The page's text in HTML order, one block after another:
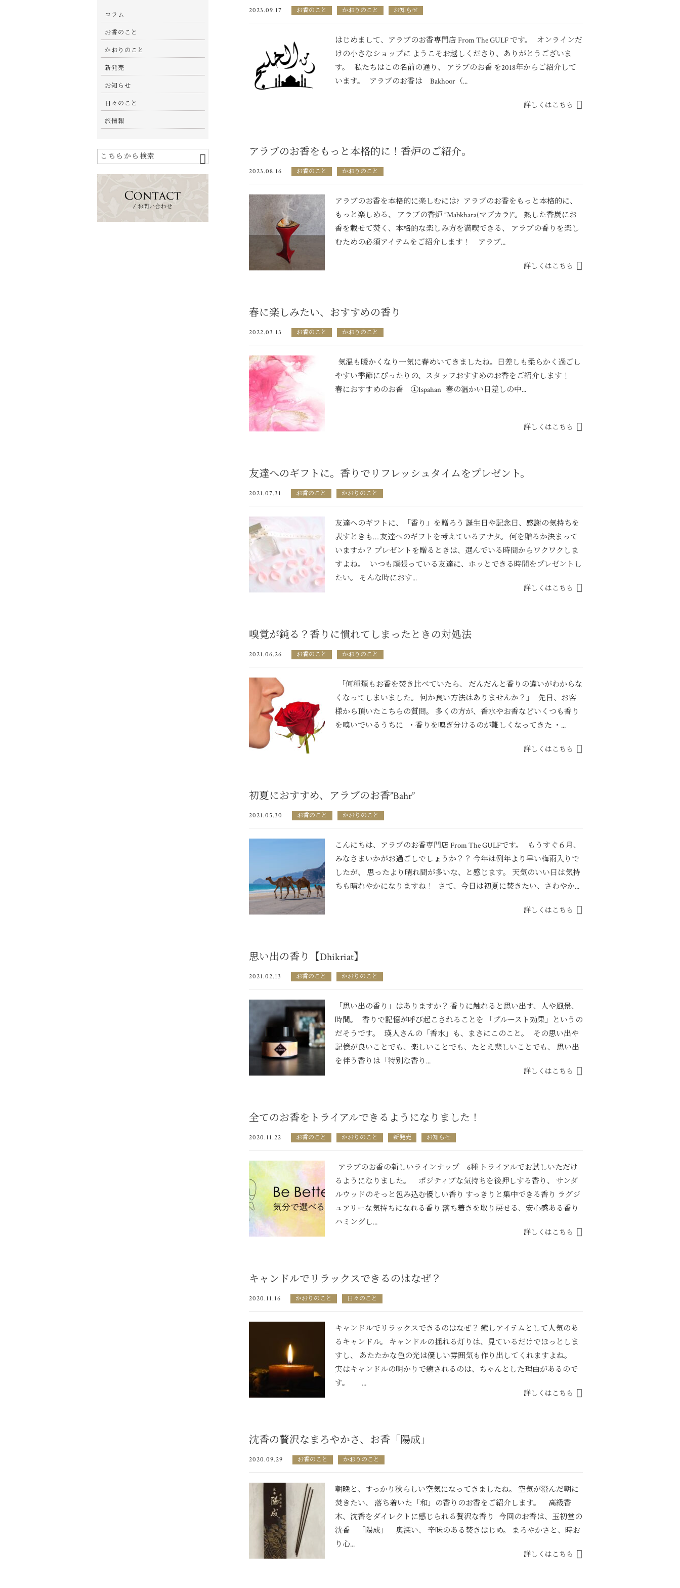
2023.09.17 お香のこと かおりのこと お知らせ
はじめまして、アラブのお香専門店 From The GULF です。 オンラインだ
けの小さなショップに ようこそお越しくださり、ありがとうございま
す。 私たちはこの名前の通り、 アラブのお香 を2018年からご紹介して
います。 アラブのお香は Bakhoor（...
詳しくはこちら
アラブのお香をもっと本格的に！香炉のご紹介。
2023.08.16 お香のこと かおりのこと
アラブのお香を本格的に楽しむには? アラブのお香をもっと本格的に、
もっと楽しめる、 アラブの香炉 ”Mabkhara(マブカラ)"。 熱した香炭にお
香を載せて焚く、本格的な楽しみ方を満喫できる、 アラブの香りを楽し
むための必須アイテムをご紹介します！ アラブ...
詳しくはこちら
春に楽しみたい、おすすめの香り
2022.03.13 お香のこと かおりのこと
気温も暖かくなり一気に春めいてきましたね。日差しも柔らかく過ごし
やすい季節にぴったりの、スタッフおすすめのお香をご紹介します！
春におすすめのお香 ①Ispahan 春の温かい日差しの中...
詳しくはこちら
友達へのギフトに。香りでリフレッシュタイムをプレゼント。
2021.07.31 お香のこと かおりのこと
友達へのギフトに、「香り」を贈ろう 誕生日や記念日、感謝の気持ちを
表すときも… 友達へのギフトを考えているアナタ。 何を贈るか決まって
いますか？ プレゼントを贈るときは、選んでいる時間からワクワクしま
すよね。 いつも頑張っている友達に、ホッとできる時間をプレゼントし
たい。 そんな時におす...
詳しくはこちら
嗅覚が鈍る？香りに慣れてしまったときの対処法
2021.06.26 お香のこと かおりのこと
「何種類もお香を焚き比べていたら、 だんだんと香りの違いがわからな
くなってしまいました。 何か良い方法はありませんか？」 先日、お客
様から頂いたこちらの質問。 多くの方が、香水やお香などいくつも香り
を嗅いでいるうちに ・香りを嗅ぎ分けるのが難しくなってきた ・...
詳しくはこちら
初夏におすすめ、アラブのお香”Bahr”
2021.05.30 お香のこと かおりのこと
こんにちは、アラブのお香専門店 From The GULFです。 もうすぐ６月、
みなさまいかがお過ごしでしょうか？？ 今年は例年より早い梅雨入りで
したが、 思ったより晴れ間が多いな、と感じます。 天気のいい日は気持
ちも晴れやかになりますね！ さて、今日は初夏に焚きたい、さわやか...
詳しくはこちら
思い出の香り【Dhikriat】
2021.02.13 お香のこと かおりのこと
「思い出の香り」はありますか？ 香りに触れると思い出す、人や風景、
時間。 香りで記憶が呼び起こされることを 「プルースト効果」というの
だそうです。 瑛人さんの「香水」も、まさにこのこと。 その思い出や
記憶が良いことでも、楽しいことでも、たとえ悲しいことでも、 思い出
を伴う香りは「特別な香り...
詳しくはこちら
全てのお香をトライアルできるようになりました！
2020.11.22 お香のこと かおりのこと 新発売 お知らせ
アラブのお香の新しいラインナップ 6種 トライアルでお試しいただけ
るようになりました。 ポジティブな気持ちを後押しする香り、 サンダ
ルウッドのそっと包み込む優しい香り すっきりと集中できる香り ラグジ
ュアリーな気持ちになれる香り 落ち着きを取り戻せる、安心感ある香り
ハミングし...
詳しくはこちら
キャンドルでリラックスできるのはなぜ？
2020.11.16 かおりのこと 日々のこと
キャンドルでリラックスできるのはなぜ？ 癒しアイテムとして人気のあ
るキャンドル。 キャンドルの揺れる灯りは、見ているだけでほっとしま
すし、 あたたかな色の光は優しい雰囲気も作り出してくれますよね。
実はキャンドルの明かりで癒されるのは、ちゃんとした理由があるので
す。 ...
詳しくはこちら
沈香の贅沢なまろやかさ、お香「陽成」
2020.09.29 お香のこと かおりのこと
朝晩と、すっかり秋らしい空気になってきましたね。 空気が澄んだ朝に
焚きたい、 落ち着いた「和」の香りのお香をご紹介します。 高級香
木、沈香をダイレクトに感じられる贅沢な香り 今回のお香は、玉初堂の
沈香 「陽成」 奥深い、 辛味のある焚きはじめ。 まろやかさと、時お
り心...
詳しくはこちら
コラム
お香のこと
かおりのこと
新発売
お知らせ
日々のこと
旅情報